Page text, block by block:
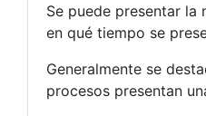
Se puede presentar la
en qué tiempo se
Generalmente se
procesos presentan